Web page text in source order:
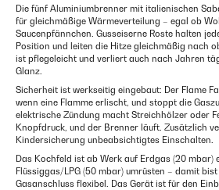
Die fünf Aluminiumbrenner mit italienischen
für gleichmäßige Wärmeverteilung – egal ob
Saucenpfännchen. Gusseiserne Roste halten
Position und leiten die Hitze gleichmäßig nach
ist pflegeleicht und verliert auch nach Jahren
Glanz.
Sicherheit ist werkseitig eingebaut: Der Flame
wenn eine Flamme erlischt, und stoppt die
elektrische Zündung macht Streichhölzer oder
Knopfdruck, und der Brenner läuft. Zusätzlich
Kindersicherung unbeabsichtigtes Einschalten.
Das Kochfeld ist ab Werk auf Erdgas (20 mbar)
Flüssiggas/LPG (50 mbar) umrüsten – damit
Gasanschluss flexibel. Das Gerät ist für den